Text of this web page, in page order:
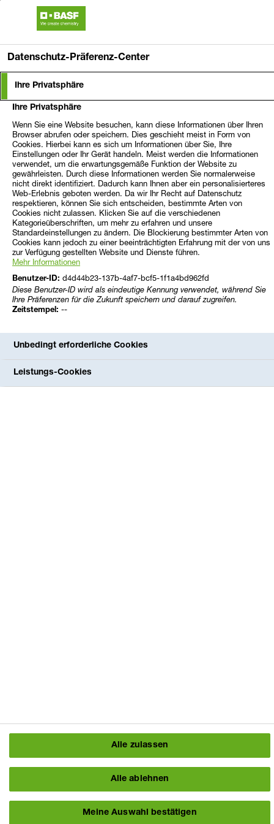
Zum Hauptinhalt springen
Chemical Emergency Medical Guidelines
Downloads - Chemical Emergency
Downloads
Neue CEMG für Benzol verfügbar
Legende
BASIC:(z. B. für Ersthelfer, Betroffene, Patienten)
PROFESSIONAL:(z. B.
für Notfallsanitäter, Notärzte, Ärzte in Kliniken)
Suchfunktion
Öffnen Sie die Suche mit dem Lupen-Symbol. Verwenden
Sie das Suchfeld und suchen Sie damit entweder nach
Name (z. B. "Phosgen") oder nach CAS-Nummer (z. B.
Cookie Einstellungen
Kontakt
Datenschutz-Präferenz-Center
Ihre Privatsphäre
Ihre Privatsphäre
Wenn Sie eine Website besuchen, kann diese Informationen über Ihren
Browser abrufen oder speichern. Dies geschieht meist in Form von
Cookies. Hierbei kann es sich um Informationen über Sie, Ihre
Einstellungen oder Ihr Gerät handeln. Meist werden die Informationen
verwendet, um die erwartungsgemäße Funktion der Website zu
gewährleisten. Durch diese Informationen werden Sie normalerweise
nicht direkt identifiziert. Dadurch kann Ihnen aber ein personalisierteres
Web-Erlebnis geboten werden. Da wir Ihr Recht auf Datenschutz
respektieren, können Sie sich entscheiden, bestimmte Arten von
Cookies nicht zulassen. Klicken Sie auf die verschiedenen
Kategorieüberschriften, um mehr zu erfahren und unsere
Standardeinstellungen zu ändern. Die Blockierung bestimmter Arten von
Cookies kann jedoch zu einer beeinträchtigten Erfahrung mit der von uns
zur Verfügung gestellten Website und Dienste führen.
Mehr Informationen
Benutzer-ID: d4d44b23-137b-4af7-bcf5-1f1a4bd962fd
Diese Benutzer-ID wird als eindeutige Kennung verwendet, während Sie
Ihre Präferenzen für die Zukunft speichern und darauf zugreifen.
Zeitstempel: --
Unbedingt erforderliche Cookies
Leistungs-Cookies
Meine Auswahl bestätigen
Alle ablehnen
Alle zulassen